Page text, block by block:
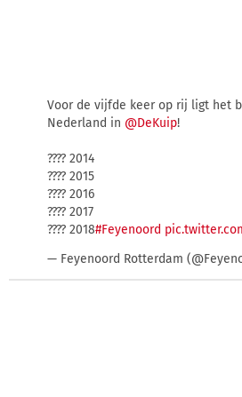
Voor de vijfde keer op rij ligt het
Nederland in @DeKuip!
???? 2014
???? 2015
???? 2016
???? 2017
???? 2018#Feyenoord
— Feyenoord Rotterdam